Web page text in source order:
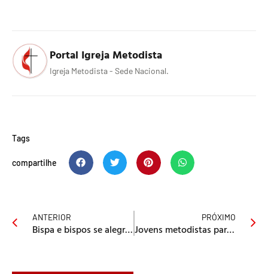
Portal Igreja Metodista
Igreja Metodista - Sede Nacional.
Tags
compartilhe
ANTERIOR
Bispa e bispos se alegram ao ver as novas revistas de Escola Dominical
PRÓXIMO
Jovens metodistas participam de encontro missionário no Chile